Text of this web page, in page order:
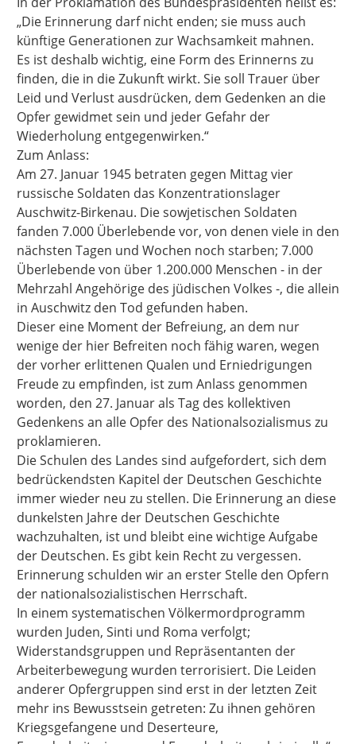
„Die Erinnerung darf nicht enden; sie muss auch
künftige Generationen zur Wachsamkeit mahnen.
Es ist deshalb wichtig, eine Form des Erinnerns zu
finden, die in die Zukunft wirkt. Sie soll Trauer über
Leid und Verlust ausdrücken, dem Gedenken an die
Opfer gewidmet sein und jeder Gefahr der
Wiederholung entgegenwirken.“
Zum Anlass:
Am 27. Januar 1945 betraten gegen Mittag vier
russische Soldaten das Konzentrationslager
Auschwitz-Birkenau. Die sowjetischen Soldaten
fanden 7.000 Überlebende vor, von denen viele in den
nächsten Tagen und Wochen noch starben; 7.000
Überlebende von über 1.200.000 Menschen - in der
Mehrzahl Angehörige des jüdischen Volkes -, die allein
in Auschwitz den Tod gefunden haben.
Dieser eine Moment der Befreiung, an dem nur
wenige der hier Befreiten noch fähig waren, wegen
der vorher erlittenen Qualen und Erniedrigungen
Freude zu empfinden, ist zum Anlass genommen
worden, den 27. Januar als Tag des kollektiven
Gedenkens an alle Opfer des Nationalsozialismus zu
proklamieren.
Die Schulen des Landes sind aufgefordert, sich dem
bedrückendsten Kapitel der Deutschen Geschichte
immer wieder neu zu stellen. Die Erinnerung an diese
dunkelsten Jahre der Deutschen Geschichte
wachzuhalten, ist und bleibt eine wichtige Aufgabe
der Deutschen. Es gibt kein Recht zu vergessen.
Erinnerung schulden wir an erster Stelle den Opfern
der nationalsozialistischen Herrschaft.
In einem systematischen Völkermordprogramm
wurden Juden, Sinti und Roma verfolgt;
Widerstandsgruppen und Repräsentanten der
Arbeiterbewegung wurden terrorisiert. Die Leiden
anderer Opfergruppen sind erst in der letzten Zeit
mehr ins Bewusstsein getreten: Zu ihnen gehören
Kriegsgefangene und Deserteure,